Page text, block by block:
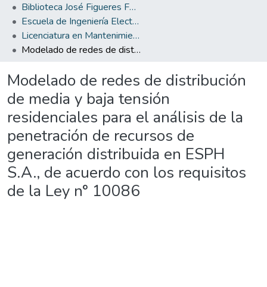
Biblioteca José Figueres Ferrer
Escuela de Ingeniería Electromecánica
Licenciatura en Mantenimiento Industrial
Modelado de redes de distribución de media y baja tensión residenciales para el análisis de la penetración de recursos de generación distribuida en ESPH S.A., de acuerdo con los requisitos de la Ley n° 10086
Modelado de redes de distribución
de media y baja tensión
residenciales para el análisis de la
penetración de recursos de
generación distribuida en ESPH
S.A., de acuerdo con los requisitos
de la Ley n° 10086